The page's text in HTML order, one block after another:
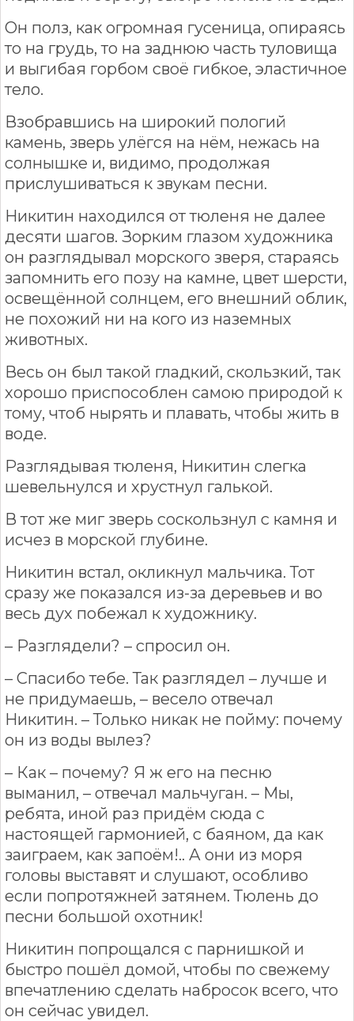
Он полз, как огромная гусеница, опираясь
то на грудь, то на заднюю часть туловища
и выгибая горбом своё гибкое, эластичное
тело.
Взобравшись на широкий пологий
камень, зверь улёгся на нём, нежась на
солнышке и, видимо, продолжая
прислушиваться к звукам песни.
Никитин находился от тюленя не далее
десяти шагов. Зорким глазом художника
он разглядывал морского зверя, стараясь
запомнить его позу на камне, цвет шерсти,
освещённой солнцем, его внешний облик,
не похожий ни на кого из наземных
животных.
Весь он был такой гладкий, скользкий, так
хорошо приспособлен самою природой к
тому, чтоб нырять и плавать, чтобы жить в
воде.
Разглядывая тюленя, Никитин слегка
шевельнулся и хрустнул галькой.
В тот же миг зверь соскользнул с камня и
исчез в морской глубине.
Никитин встал, окликнул мальчика. Тот
сразу же показался из-за деревьев и во
весь дух побежал к художнику.
– Разглядели? – спросил он.
– Спасибо тебе. Так разглядел – лучше и
не придумаешь, – весело отвечал
Никитин. – Только никак не пойму: почему
он из воды вылез?
– Как – почему? Я ж его на песню
выманил, – отвечал мальчуган. – Мы,
ребята, иной раз придём сюда с
настоящей гармонией, с баяном, да как
заиграем, как запоём!.. А они из моря
головы выставят и слушают, особливо
если попротяжней затянем. Тюлень до
песни большой охотник!
Никитин попрощался с парнишкой и
быстро пошёл домой, чтобы по свежему
впечатлению сделать набросок всего, что
он сейчас увидел.